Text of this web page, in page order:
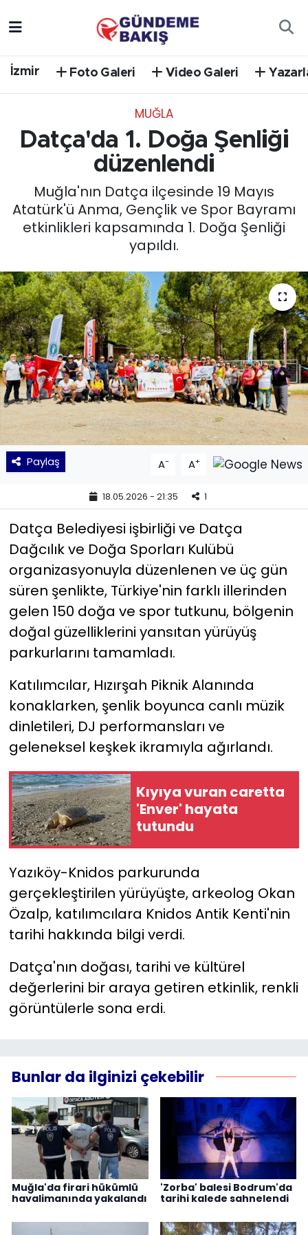
İzmir Foto Galeri Video Galeri
MUĞLA
Datça'da 1. Doğa Şenliği
düzenlendi
Muğla'nın Datça ilçesinde 19 Mayıs
Atatürk'ü Anma, Gençlik ve Spor Bayramı
etkinlikleri kapsamında 1. Doğa Şenliği
yapıldı.
Paylaş A- A+
18.05.2026 - 21:35 1
Datça Belediyesi işbirliği ve Datça
Dağcılık ve Doğa Sporları Kulübü
organizasyonuyla düzenlenen ve üç gün
süren şenlikte, Türkiye'nin farklı illerinden
gelen 150 doğa ve spor tutkunu, bölgenin
doğal güzelliklerini yansıtan yürüyüş
parkurlarını tamamladı.
Katılımcılar, Hızırşah Piknik Alanında
konaklarken, şenlik boyunca canlı müzik
dinletileri, DJ performansları ve
geleneksel keşkek ikramıyla ağırlandı.
Kıyıya vuran caretta
'Enver' hayata
tutundu
Yazıköy-Knidos parkurunda
gerçekleştirilen yürüyüşte, arkeolog Okan
Özalp, katılımcılara Knidos Antik Kenti'nin
tarihi hakkında bilgi verdi.
Datça'nın doğası, tarihi ve kültürel
değerlerini bir araya getiren etkinlik, renkli
görüntülerle sona erdi.
Bunlar da ilginizi çekebilir
Muğla'da firari hükümlü
havalimanında yakalandı
'Zorba' balesi Bodrum'da
tarihi kalede sahnelendi
EĞİTİM
EKONOMİ
GÜNCEL
KÜLTÜR SANAT
MAGAZİN
POLİTİKA
SAĞLIK
Siyaset
SPOR
TEKNOLOJİ
Yaşam
YEREL POLİTİKA
YEREL YÖNETİMLER
Yurt
Süper Lig Puan Durumu ve Fikstür
Tüm Manşetler
Son Dakika Haberleri